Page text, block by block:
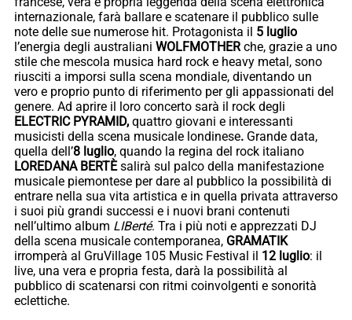
internazionale, farà ballare e scatenare il pubblico sulle
note delle sue numerose hit. Protagonista il 5 luglio
l’energia degli australiani WOLFMOTHERche, grazie a uno
stile che mescola musica hard rock e heavy metal, sono
riusciti a imporsi sulla scena mondiale, diventando un
vero e proprio punto di riferimento per gli appassionati del
genere. Ad aprire il loro concerto sarà il rock degli
ELECTRIC PYRAMID, quattro giovani e interessanti
musicisti della scena musicale londinese. Grande data,
quella dell’8 luglio, quando la regina del rock italiano
LOREDANA BERTÈsalirà sul palco della manifestazione
musicale piemontese per dare al pubblico la possibilità di
entrare nella sua vita artistica e in quella privata attraverso
i suoi più grandi successi e i nuovi brani contenuti
nell’ultimo album LIBerté. Tra i più noti e apprezzati DJ
della scena musicale contemporanea, GRAMATIK
irromperà al GruVillage 105 Music Festival il 12 luglio: il
live, una vera e propria festa, darà la possibilità al
pubblico di scatenarsi con ritmi coinvolgenti e sonorità
eclettiche.